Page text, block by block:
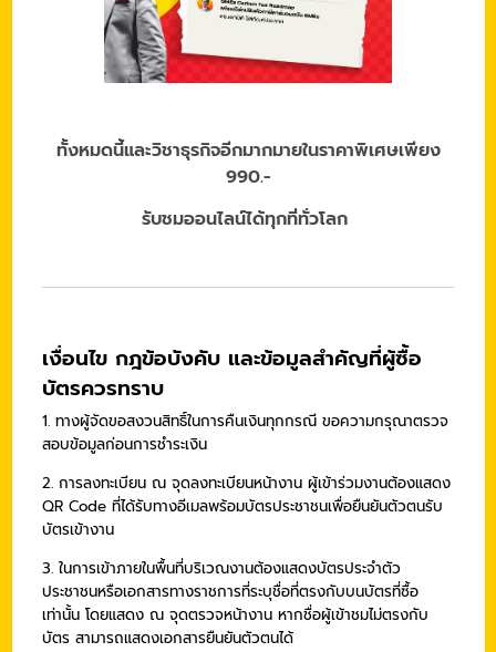
ทั้งหมดนี้และวิชาธุรกิจอีกมากมายในราคาพิเศษเพียง
990.-
รับชมออนไลน์ได้ทุกที่ทั่วโลก
เงื่อนไข กฎข้อบังคับ และข้อมูลสำคัญที่ผู้ซื้อ
บัตรควรทราบ
1. ทางผู้จัดขอสงวนสิทธิ์ในการคืนเงินทุกกรณี ขอความกรุณาตรวจ
สอบข้อมูลก่อนการชำระเงิน
2. การลงทะเบียน ณ จุดลงทะเบียนหน้างาน ผู้เข้าร่วมงานต้องแสดง
QR Code ที่ได้รับทางอีเมลพร้อมบัตรประชาชนเพื่อยืนยันตัวตนรับ
บัตรเข้างาน
3. ในการเข้าภายในพื้นที่บริเวณงานต้องแสดงบัตรประจำตัว
ประชาชนหรือเอกสารทางราชการที่ระบุชื่อที่ตรงกับบนบัตรที่ซื้อ
เท่านั้น โดยแสดง ณ จุดตรวจหน้างาน หากชื่อผู้เข้าชมไม่ตรงกับ
บัตร สามารถแสดงเอกสารยืนยันตัวตนได้